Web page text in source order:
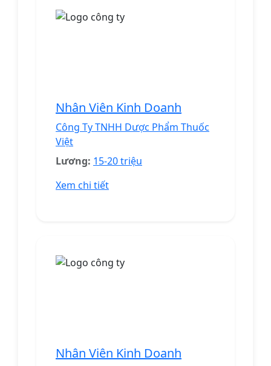
Nhân Viên Kinh Doanh
Công Ty TNHH Dược Phẩm Thuốc
Việt
Lương: 15-20 triệu
Xem chi tiết
Nhân Viên Kinh Doanh